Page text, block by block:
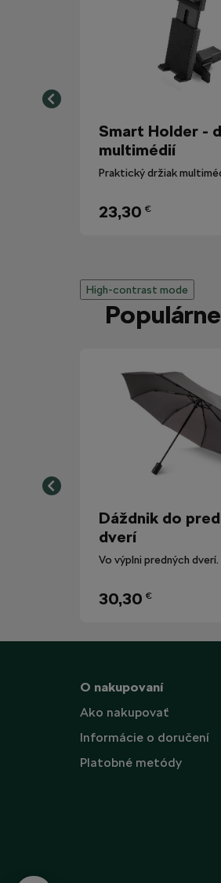
Smart Holder -
multimédií
23,30 €
High-contrast mode
Dáždnik do
dverí
Vo výplni predných dverí.
30,30 €
O nakupovaní
Ako nakupovať
Informácie o doručení
Platobné metódy